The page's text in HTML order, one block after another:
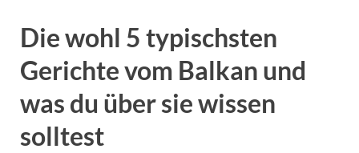
Die wohl 5 typischsten
Gerichte vom Balkan und
was du über sie wissen
solltest